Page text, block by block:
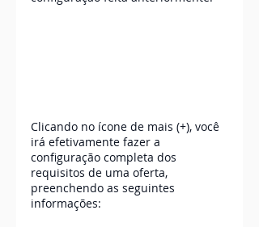
Clicando no ícone de mais (+), você
irá efetivamente fazer a
configuração completa dos
requisitos de uma oferta,
preenchendo as seguintes
informações: